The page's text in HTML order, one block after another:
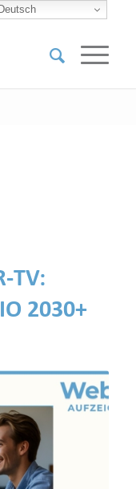
TV:
2030+